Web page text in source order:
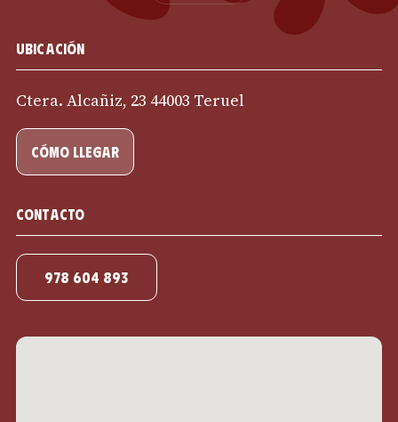
Ubicación
Ctera. Alcañiz, 23 44003 Teruel
cómo llegar
Contacto
978 604 893